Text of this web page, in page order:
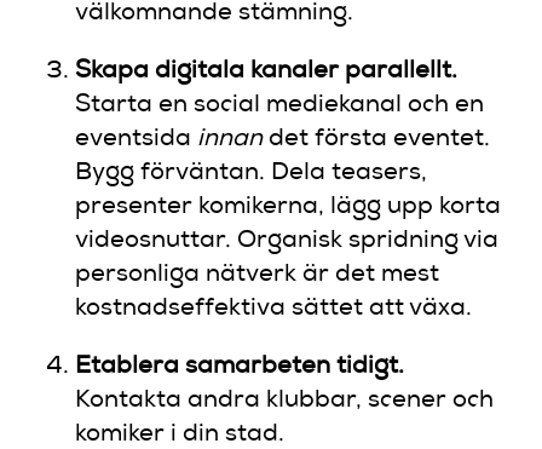
välkomnande stämning.
Skapa digitala kanaler parallellt.
Starta en social mediekanal och en
eventsida innandet första eventet.
Bygg förväntan. Dela teasers,
presenter komikerna, lägg upp korta
videosnuttar. Organisk spridning via
personliga nätverk är det mest
kostnadseffektiva sättet att växa.
Etablera samarbeten tidigt.
Kontakta andra klubbar, scener och
komiker i din stad.